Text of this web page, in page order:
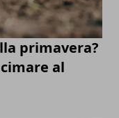
primavera?
al